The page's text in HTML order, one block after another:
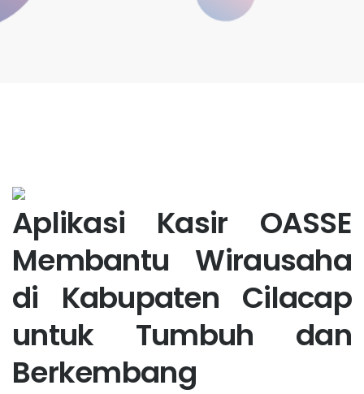
Aplikasi Kasir OASSE
Membantu Wirausaha
di Kabupaten Cilacap
untuk Tumbuh dan
Berkembang